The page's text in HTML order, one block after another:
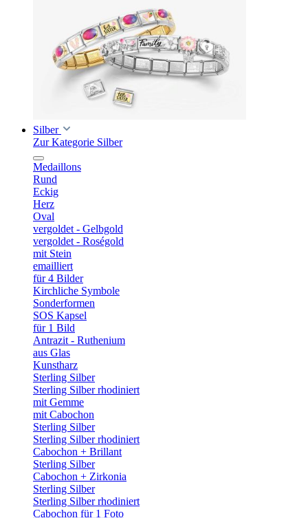
Silber
Zur Kategorie Silber
Medaillons
Rund
Eckig
Herz
Oval
vergoldet - Gelbgold
vergoldet - Roségold
mit Stein
emailliert
für 4 Bilder
Kirchliche Symbole
Sonderformen
SOS Kapsel
für 1 Bild
Antrazit - Ruthenium
aus Glas
Kunstharz
Sterling Silber
Sterling Silber rhodiniert
mit Gemme
mit Cabochon
Sterling Silber
Sterling Silber rhodiniert
Cabochon + Brillant
Sterling Silber
Cabochon + Zirkonia
Sterling Silber
Sterling Silber rhodiniert
Cabochon für 1 Foto